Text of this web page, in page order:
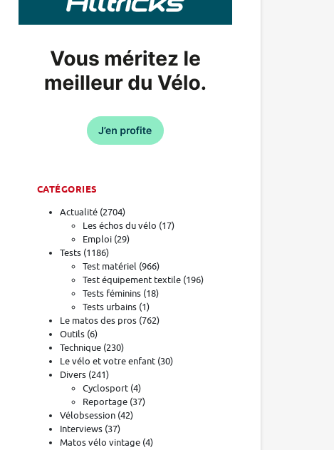
CATÉGORIES
Actualité (2704)
Les échos du vélo (17)
Emploi (29)
Tests (1186)
Test matériel (966)
Test équipement textile (196)
Tests féminins (18)
Tests urbains (1)
Le matos des pros (762)
Outils (6)
Technique (230)
Le vélo et votre enfant (30)
Divers (241)
Cyclosport (4)
Reportage (37)
Vélobsession (42)
Interviews (37)
Matos vélo vintage (4)